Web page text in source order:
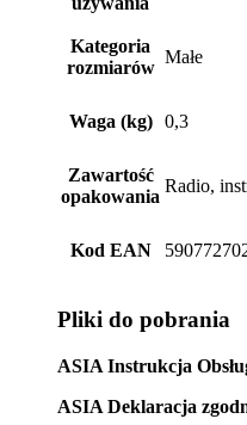
Kategoria
rozmiarów
Małe
Waga (kg) 0,3
Zawartość
opakowania
Radio,
Kod EAN
Pliki do pobrania
ASIA Instrukcja
ASIA Deklaracja